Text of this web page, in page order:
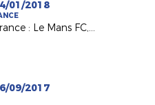
01/2018
Coupe de France : Le Mans FC, un parfum de L1 au MMA !
09/2017